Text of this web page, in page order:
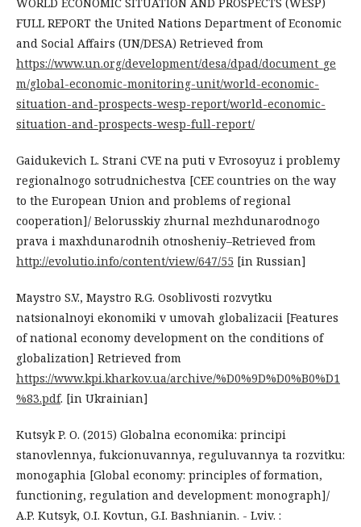
FULL REPORT the United Nations Department of Economic
and Social Affairs (UN/DESA) Retrieved from
https://www.un.org/development/desa/dpad/document_ge
m/global-economic-monitoring-unit/world-economic-
situation-and-prospects-wesp-report/world-economic-
situation-and-prospects-wesp-full-report/
Gaidukevich L. Strani CVE na puti v Evrosoyuz i problemy
regionalnogo sotrudnichestva [CEE countries on the way
to the European Union and problems of regional
cooperation]/ Belorusskiy zhurnal mezhdunarodnogo
prava i maxhdunarodnih otnosheniy–Retrieved from
http://evolutio.info/content/view/647/55 [in Russian]
Maystro S.V., Maystro R.G. Osoblivosti rozvytku
natsionalnoyi ekonomiki v umovah globalizacii [Features
of national economy development on the conditions of
globalization] Retrieved from
https://www.kpi.kharkov.ua/archive/%D0%9D%D0%B0%D1
%83.pdf. [in Ukrainian]
Kutsyk P. O. (2015) Globalna economika: principi
stanovlennya, fukcionuvannya, reguluvannya ta rozvitku:
monogaphia [Global economy: principles of formation,
functioning, regulation and development: monograph]/
A.P. Kutsyk, O.I. Kovtun, G.I. Bashnianin. - Lviv. :